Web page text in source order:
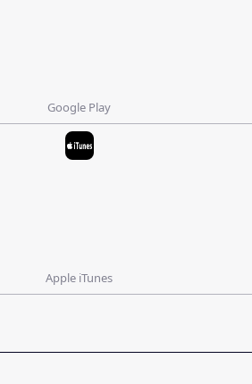
Google Play
Apple iTunes